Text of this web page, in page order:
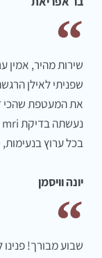
שירות מהיר, אמין
שפניתי לאילן
בכל ערוץ בנעימות,
יונה וויסמן